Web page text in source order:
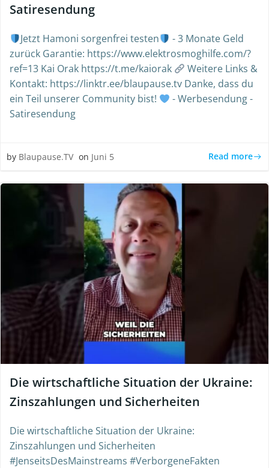
Satiresendung
Jetzt Hamoni sorgenfrei testen
- 3 Monate Geld
zurück Garantie: https://www.elektrosmoghilfe.com/?
ref=13 Kai Orak https://t.me/kaiorak
Weitere Links &
Kontakt: https://linktr.ee/blaupause.tv Danke, dass du
ein Teil unserer Community bist!
- Werbesendung -
Satiresendung
by Blaupause.TV on Juni 5 Read more
Die wirtschaftliche Situation der Ukraine:
Zinszahlungen und Sicherheiten
Die wirtschaftliche Situation der Ukraine:
Zinszahlungen und Sicherheiten
#JenseitsDesMainstreams #VerborgeneFakten